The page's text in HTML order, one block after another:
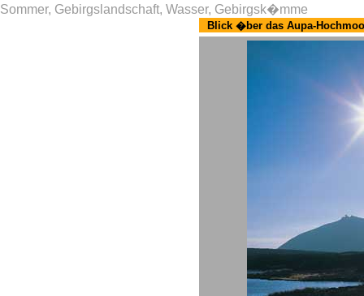
Sommer, Gebirgslandschaft, Wasser, Gebirgsk�mme
Blick �ber das Aupa-